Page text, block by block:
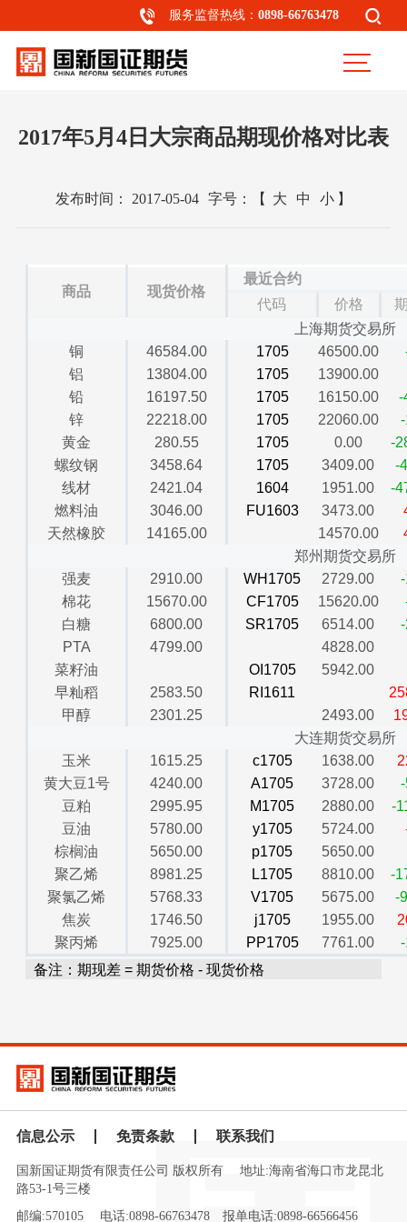
服务监督热线：0898-66763478
2017年5月4日大宗商品期现价格对比表
发布时间： 2017-05-04 字号： 【 大 中 小 】
商品 现货价格
最近合约
代码
价格
上海期货交易所
铜
46584.00 1705 46500.00
铝
13804.00 1705
13900.00
铅
16197.50 1705 16150.00
-
锌
22218.00 1705 22060.00
黄金
280.55 1705 0.00
-
螺纹钢
3458.64 1705 3409.00
-
线材
2421.04 1604 1951.00
-
燃料油
3046.00 FU1603 3473.00
天然橡胶
14165.00 14570.00
郑州期货交易所
强麦
2910.00 WH1705 2729.00
棉花
15670.00 CF1705 15620.00
白糖
6800.00 SR1705 6514.00
PTA
4799.00
4828.00
菜籽油
OI1705
5942.00
早籼稻
2583.50 RI1611
甲醇
2301.25 2493.00
大连期货交易所
玉米
1615.25 c1705 1638.00
黄大豆1号
4240.00 A1705 3728.00
豆粕
2995.95 M1705 2880.00
-
豆油
5780.00 y1705 5724.00
棕榈油
5650.00 p1705
5650.00
聚乙烯
8981.25 L1705 8810.00
-
聚氯乙烯
5768.33 V1705 5675.00
-
焦炭
1746.50 j1705 1955.00
聚丙烯
7925.00 PP1705 7761.00
备注：期现差 = 期货价格 - 现货价格
信息公示 免责条款 联系我们
国新国证期货有限责任公司 版权所有
地址:海南省海口市龙昆北
路53-1号三楼
邮编:570105
电话:0898-66763478 报单电话:0898-66566456